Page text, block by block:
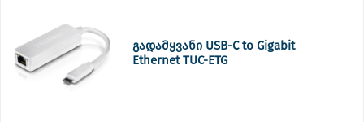
გადამყვანი USB-C to Gigabit
Ethernet TUC-ETG